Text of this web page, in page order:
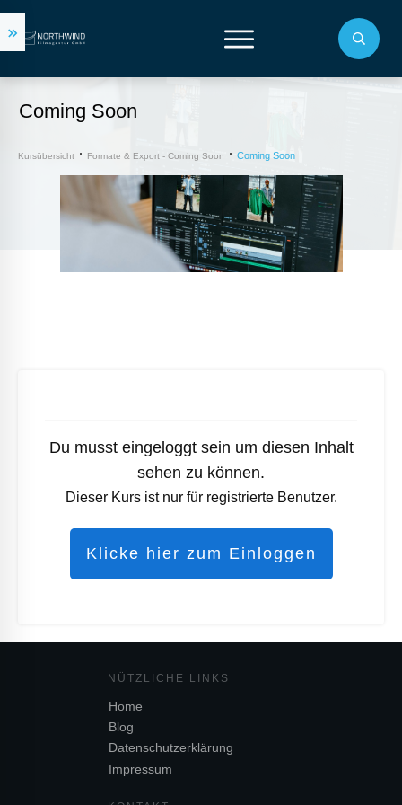
Coming Soon
Kursübersicht Formate & Export - Coming Soon Coming Soon
Du musst eingeloggt sein um diesen Inhalt
sehen zu können.
Dieser Kurs ist nur für registrierte Benutzer.
Klicke hier zum Einloggen
NÜTZL ICHE LINKS
Home
Blog
Datenschutzerklärung
Impressum